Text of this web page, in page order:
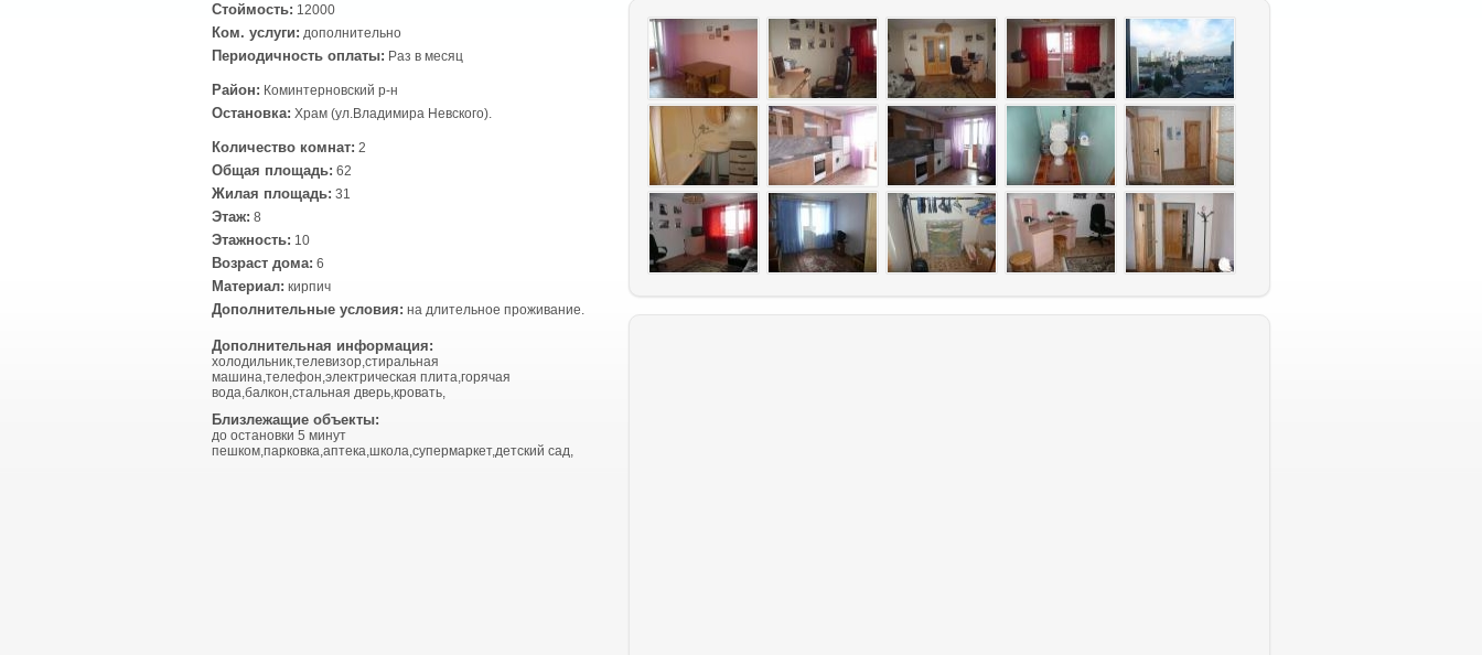
Стоймость: 12000
Ком. услуги: дополнительно
Периодичность оплаты: Раз в месяц
Район: Коминтерновский р-н
Остановка: Храм (ул.Владимира Невского).
Количество комнат: 2
Общая площадь: 62
Жилая площадь: 31
Этаж: 8
Этажность: 10
Возраст дома: 6
Материал: кирпич
Дополнительные условия: на длительное проживание.
Дополнительная информация:
холодильник,телевизор,стиральная
машина,телефон,электрическая плита,горячая
вода,балкон,стальная дверь,кровать,
Близлежащие объекты:
до остановки 5 минут
пешком,парковка,аптека,школа,супермаркет,детский сад,